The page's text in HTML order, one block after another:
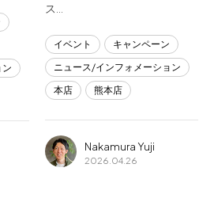
ス…
イベント
キャンペーン
ニュース/インフォメーション
本店
熊本店
Nakamura Yuji
2026.04.26